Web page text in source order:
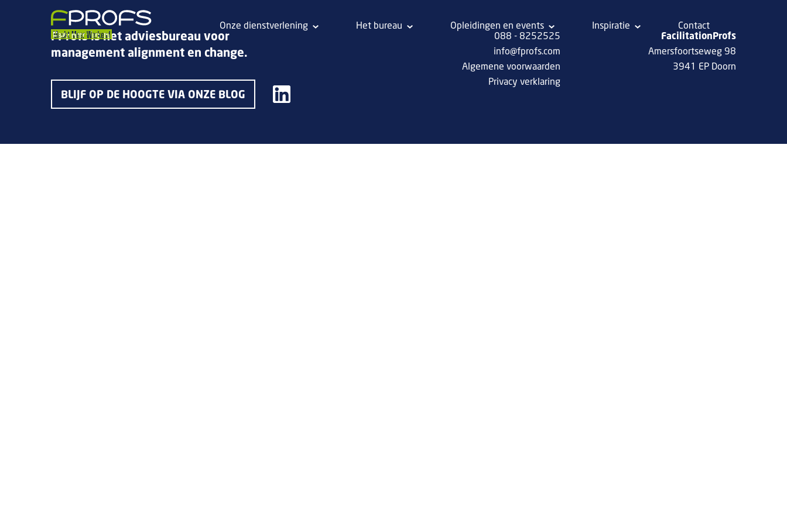
Onze dienstverlening Het bureau Opleidingen en events Inspiratie Contact
FProfs is het adviesbureau voor
management alignment en change.
BLIJF OP DE HOOGTE VIA ONZE BLOG
088 - 8252525
info@fprofs.com
Algemene voorwaarden
Privacy verklaring
FacilitationProfs
Amersfoortseweg 98
3941 EP Doorn